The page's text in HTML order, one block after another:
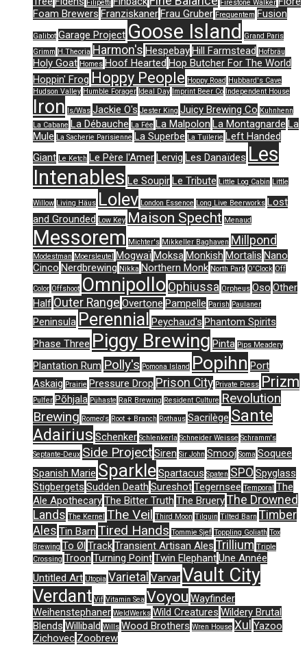
Filipetti Firestone Walker
Foam Brewers FranziskanerFrau Gruber Frequentem Fusion
Galibot Garage Project Goose Island
Grand Paris
Grimm H.Theoria Harmon's HespebayHill Farmstead Hofbräu
Holy Goat Homes Hoof Hearted Hop Butcher For The World
Hoppin' Frog Hoppy People Hoppy Road Hubbard's Cave
Hudson Valley Humble Forager Ideal Day Imprint Beer Co Independent House
Iron Is/Was Jackie O's Jester King Juicy Brewing Co Kuhnhenn
La Cabane La Débauche La Fée La Malpolon La Montagnarde La
Mule La Sacherie Parisienne La Superbe La Tuilerie Left Handed
Giant Le Ketch Le Père l'AmerLervig Les Danaïdes Les
Intenables Le SoupirLe Tribute Little Log Cabin Little
Willow Living Häus Lolev London Essence Long Live Beerworks Lost
and Grounded Low Key Maison Specht Menaud
Messorem Michter's Mikkeller Baghaven Millpond
Modestman Moersleutel MogwaïMoksaMonkish Mortalis Nano
Cinco Nerdbrewing Nikka Northern Monk North Park O'Clock Off
Color Offshoot Omnipollo Ophiussa Orpheus Oso Other
Half Outer Range Overtone Pampelle Parish Paulaner
Peninsula Perennial Peychaud's Phantom Spirits
Phase Three Piggy Brewing Pinta Pips Meadery
Plantation Rum Polly's Pomona Island Popihn Port
Askaig Prairie Pressure Drop Prison City Private Press Prizm
Pulfer Põhjala Pühaste RaR Brewing Resident Culture Revolution
Brewing Romeo's Root + Branch Rothaus Sacrilège Sante
Adairius Schenker Schlenkerla Schneider Weisse Schramm's
Septante-Deux Side ProjectSiren Sir John Smooj Soma Soquee
Spanish Marie SparkleSpartacus Spaten SPO Spyglass
Stigbergets Sudden Death SureshotTegernsee Temporal The
Ale ApothecaryThe Bitter Truth The BrueryThe Drowned
Lands The Kernel The Veil Third Moon Tilquin Tilted Barn Timber
Ales Tin Barn Tired Hands Tommie Sjef Toppling Goliath Tox
Brewing To Øl TrackTransient Artisan Ales Trillium Triple
Crossing Troon Turning PointTwin ElephantUne Année
Untitled Art Utopia Varietal VarvarVault City
Verdant Vif Vitamin Sea Voyou Wayfinder
Weihenstephaner WeldWerks Wild Creatures Wildery Brutal
Blends Willibald Wills Wood Brothers Wren House Xul Yazoo
Zichovec Zoobrew